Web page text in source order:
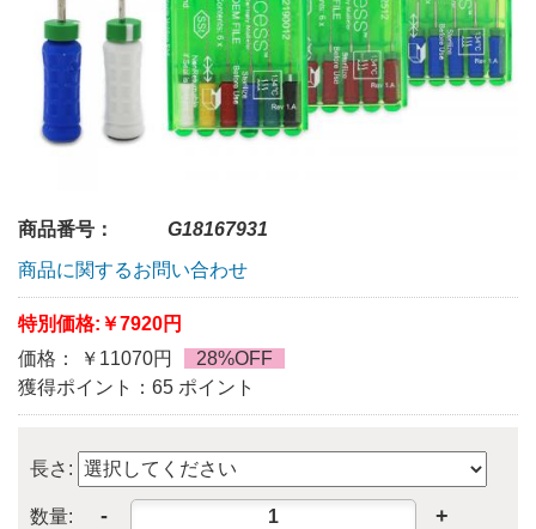
商品番号：
G18167931
商品に関するお問い合わせ
特別価格: ￥7920円
価格： ￥11070円
28%OFF
獲得ポイント：65 ポイント
長さ:
数量: - +